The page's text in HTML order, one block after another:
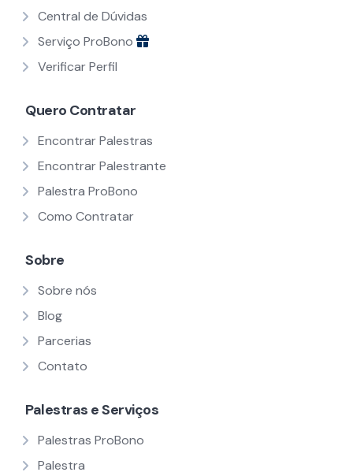
Central de Dúvidas
Serviço ProBono
Verificar Perfil
Quero Contratar
Encontrar Palestras
Encontrar Palestrante
Palestra ProBono
Como Contratar
Sobre
Sobre nós
Blog
Parcerias
Contato
Palestras e Serviços
Palestras ProBono
Palestra